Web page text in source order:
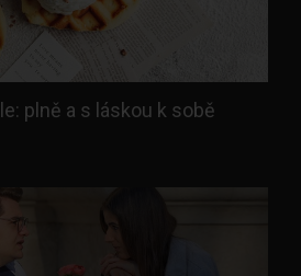
plně a s láskou k sobě